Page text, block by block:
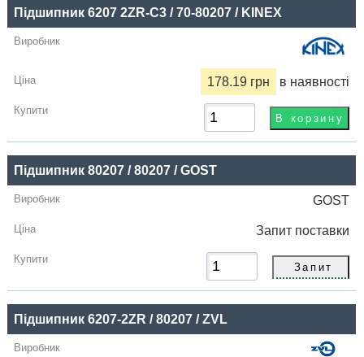
Підшипник 6207 2ZR-C3 / 70-80207 / KINEX
178.19 грн в наявності
Підшипник 80207 / 80207 / GOST
GOST
Запит поставки
Підшипник 6207-2ZR / 80207 / ZVL